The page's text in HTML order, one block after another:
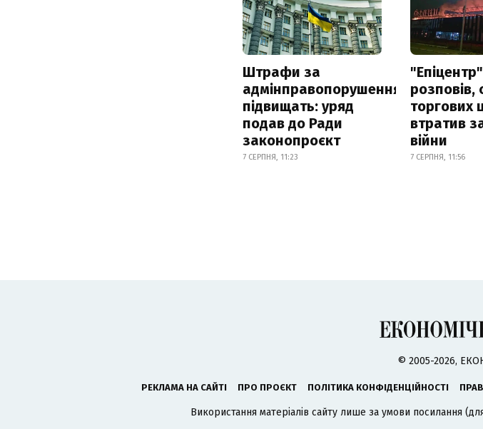
Штрафи за
адмінправопорушення
підвищать: уряд
подав до Ради
законопроєкт
7 СЕРПНЯ, 11:23
"Епіцентр"
розповів,
торгових
втратив
війни
7 СЕРПНЯ, 11:56
© 2005-2026,
РЕКЛАМА НА САЙТІ ПРО ПРОЄКТ ПОЛІТИКА КОНФІДЕНЦІЙНОСТІ
Використання матеріалів сайту лише за умови посилання